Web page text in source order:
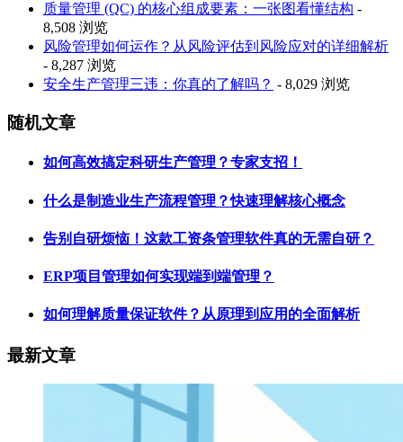
质量管理 (QC) 的核心组成要素：一张图看懂结构 -
8,508 浏览
风险管理如何运作？从风险评估到风险应对的详细解析
- 8,287 浏览
安全生产管理三违：你真的了解吗？ - 8,029 浏览
随机文章
如何高效搞定科研生产管理？专家支招！
什么是制造业生产流程管理？快速理解核心概念
告别自研烦恼！这款工资条管理软件真的无需自研？
ERP项目管理如何实现端到端管理？
如何理解质量保证软件？从原理到应用的全面解析
最新文章